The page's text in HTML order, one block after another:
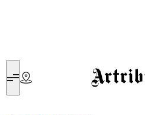
Artribune